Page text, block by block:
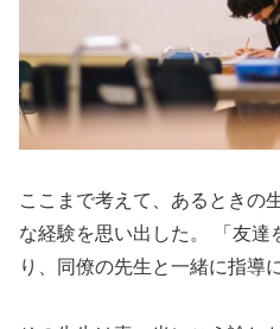
ここまで考えて、あるときの
な経験を思い出した。 「友達
り、同僚の先生と一緒に指導